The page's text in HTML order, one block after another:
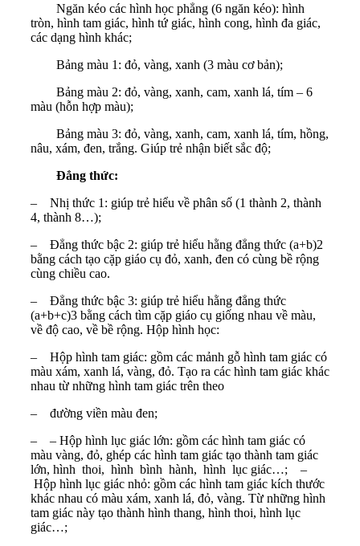
Ngăn kéo các hình học phẳng (6 ngăn kéo): hình
tròn, hình tam giác, hình tứ giác, hình cong, hình đa giác,
các dạng hình khác;
Bảng màu 1: đỏ, vàng, xanh (3 màu cơ bản);
Bảng màu 2: đỏ, vàng, xanh, cam, xanh lá, tím – 6
màu (hỗn hợp màu);
Bảng màu 3: đỏ, vàng, xanh, cam, xanh lá, tím, hồng,
nâu, xám, đen, trắng. Giúp trẻ nhận biết sắc độ;
Đẳng thức:
–
Nhị thức 1: giúp trẻ hiểu về phân số (1 thành 2, thành
4, thành 8…);
–
Đẳng thức bậc 2: giúp trẻ hiểu hằng đẳng thức (a+b)2
bằng cách tạo cặp giáo cụ đỏ, xanh, đen có cùng bề rộng
cùng chiều cao.
–
Đẳng thức bậc 3: giúp trẻ hiểu hằng đẳng thức
(a+b+c)3 bằng cách tìm cặp giáo cụ giống nhau về màu,
về độ cao, về bề rộng. Hộp hình học:
–
Hộp hình tam giác: gồm các mảnh gỗ hình tam giác có
màu xám, xanh lá, vàng, đỏ. Tạo ra các hình tam giác khác
nhau từ những hình tam giác trên theo
–
đường viền màu đen;
–
– Hộp hình lục giác lớn: gồm các hình tam giác có
màu vàng, đỏ, ghép các hình tam giác tạo thành tam giác
lớn, hình thoi, hình bình hành, hình lục giác…; –
Hộp hình lục giác nhỏ: gồm các hình tam giác kích thước
khác nhau có màu xám, xanh lá, đỏ, vàng. Từ những hình
tam giác này tạo thành hình thang, hình thoi, hình lục
giác…;